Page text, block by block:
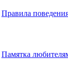
Правила
Памятка